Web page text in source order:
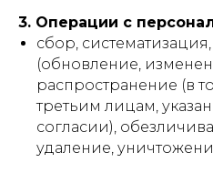
3. Операции с
сбор,
(обновление,
распространение (в
третьим лицам,
согласии),
удаление,